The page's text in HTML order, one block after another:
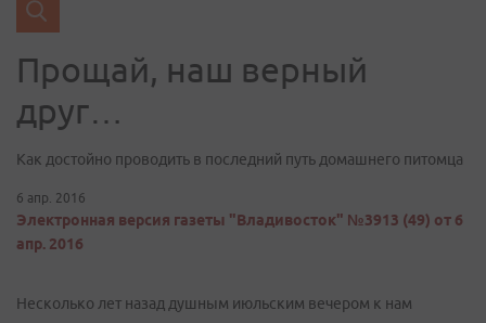
Прощай, наш верный
друг…
Как достойно проводить в последний путь домашнего питомца
6 апр. 2016
Электронная версия газеты "Владивосток" №3913 (49) от 6
апр. 2016
Несколько лет назад душным июльским вечером к нам